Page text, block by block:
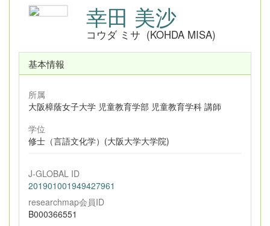
幸田 美沙
コウダ ミサ (KOHDA MISA)
基本情報
所属
大阪樟蔭女子大学 児童教育学部 児童教育学科 講師
学位
修士（言語文化学）(大阪大学大学院)
J-GLOBAL ID
201901001949427961
researchmap会員ID
B000366551